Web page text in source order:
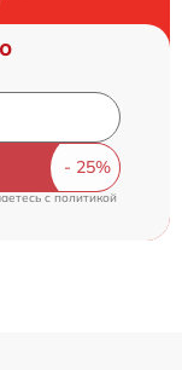
c политикой